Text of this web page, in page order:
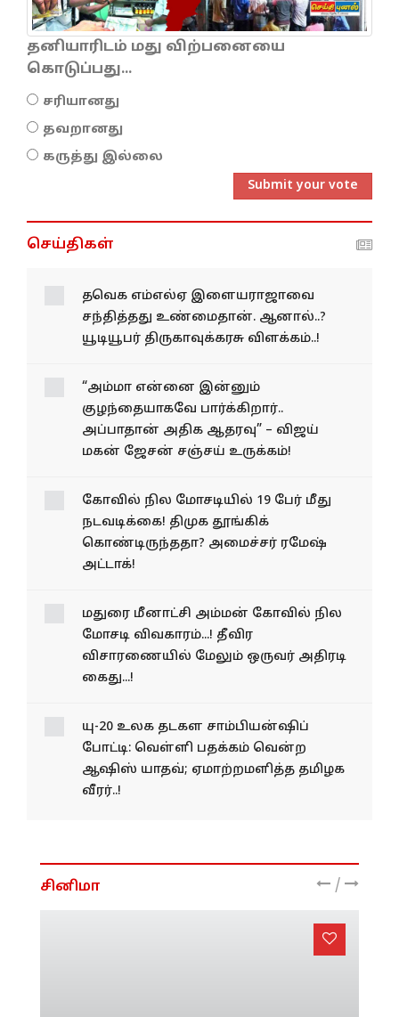
தனியாரிடம் மது விற்பனையை
கொடுப்பது...
சரியானது
தவறானது
கருத்து இல்லை
Submit your vote
செய்திகள்
தவெக எம்எல்ஏ இளையராஜாவை
சந்தித்தது உண்மைதான். ஆனால்..?
யூடியூபர் திருகாவுக்கரசு விளக்கம்..!
“அம்மா என்னை இன்னும்
குழந்தையாகவே பார்க்கிறார்..
அப்பாதான் அதிக ஆதரவு” – விஜய்
மகன் ஜேசன் சஞ்சய் உருக்கம்!
கோவில் நில மோசடியில் 19 பேர் மீது
நடவடிக்கை! திமுக தூங்கிக்
கொண்டிருந்ததா? அமைச்சர் ரமேஷ்
அட்டாக்!
மதுரை மீனாட்சி அம்மன் கோவில் நில
மோசடி விவகாரம்...! தீவிர
விசாரணையில் மேலும் ஒருவர் அதிரடி
கைது...!
யு-20 உலக தடகள சாம்பியன்ஷிப்
போட்டி: வெள்ளி பதக்கம் வென்ற
ஆஷிஸ் யாதவ்; ஏமாற்றமளித்த தமிழக
வீரர்..!
சினிமா /